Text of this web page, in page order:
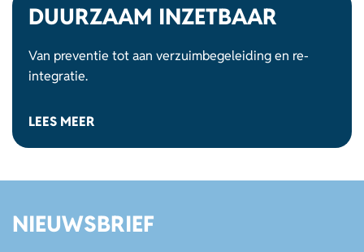
DUURZAAM INZETBAAR
Van preventie tot aan verzuimbegeleiding en re-
integratie.
LEES MEER
NIEUWSBRIEF